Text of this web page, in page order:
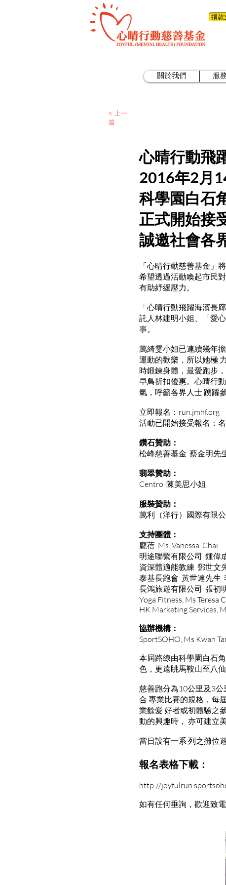
捐款
關於我們 服
< 上一
篇
心晴行動飛
2016年2月
科學園白石
正式開始接
誠邀社會各
「心晴行動慈善基金」
希望透過活動喚起市民
有助紓緩壓力。
「心晴行動飛躍海濱長
託人林建明小姐、「愛
事。
萬綺雯小姐已連續幾年
運動的歡樂，所以她極
時鍛鍊身體，最愛跑步
早鳥折扣優惠。心晴行
氣，呼籲各界人士 踴躍
立即報名：run.jmhf.org
活動已開始接受報名：
鑽石贊助：
松峰慈善基金 蔡金明先
翡翠贊助：
Centro 陳美思小姐
服裝贊助：
萬利（洋行）國際有限
支持團體：
龐蓓 Ms Vanessa Chai
明途聯繫有限公司 鍾偉
資深體適能教練 鄧世文
泰基長跑會 黃世達先生
長鴻旅遊有限公司 張初
Yoga Fitness, Ms Teresa
HK Marketing Services,
協辦機構：
SportSOHO, Ms Kwan
本屆路線由科學園白石
色，更遠眺馬鞍山至八
慈善跑分為10公里及3
合 專業比賽的規格，每
業餘愛 好者或初體驗之
動的興趣時， 亦可建立
當日設有一系 列之攤位
報名表格下載：
http://
如有任何垂詢，歡迎致